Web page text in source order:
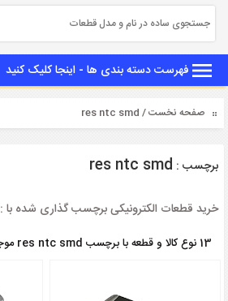
فهرست دسته بندی ها - اینجا کلیک کنید
صفحه نخست/ res ntc smd
برچسب : res ntc smd
خرید قطعات الکترونیکی برچسب گذاری شده با : res ntc smd
13 نوع کالا و قطعه با برچسب res ntc smd موجود می باشد